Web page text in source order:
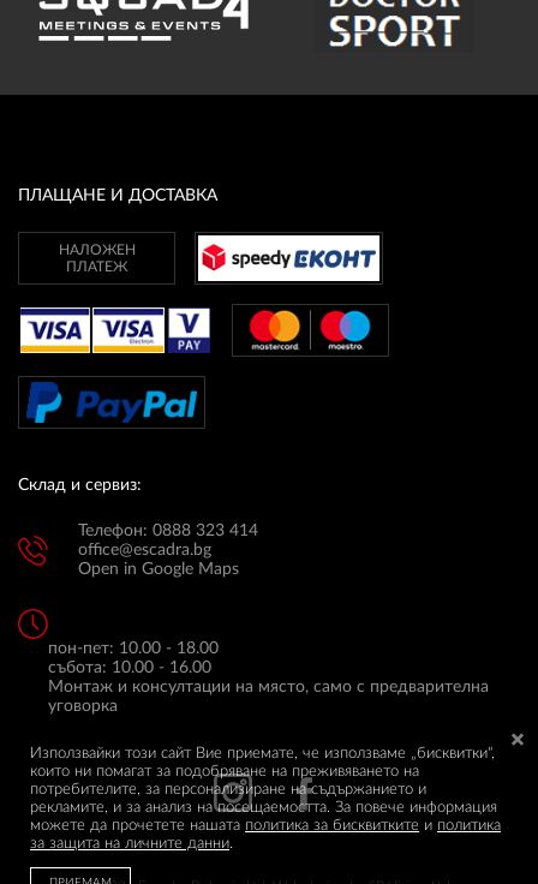
ПЛАЩАНЕ И ДОСТАВКА
НАЛОЖЕН
ПЛАТЕЖ
Склад и сервиз:
Телефон: 0888 323 414
office@escadra.bg
Open in Google Maps
пон-пет: 10.00 - 18.00
събота: 10.00 - 16.00
Монтаж и консултации на място, само с предварителна
уговорка
Използвайки този сайт Вие приемате, че използваме „бисквитки",
които ни помагат за подобряване на преживяването на
потребителите, за персонализиране на съдържанието и
рекламите, и за анализ на посещаемостта. За повече информация
можете да прочетете нашата политика за бисквитките и политика
за защита на личните данни.